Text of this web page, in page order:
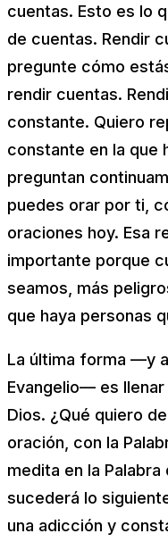
cuentas. Esto es lo
de cuentas. Rendir
pregunte cómo
rendir cuentas.
constante. Quiero
constante en la que
preguntan
puedes orar por ti,
oraciones hoy. Esa
importante porque
seamos, más
que haya personas
La última forma —y
Evangelio— es
Dios. ¿Qué quiero
oración, con la
medita en la
sucederá lo
una adicción y